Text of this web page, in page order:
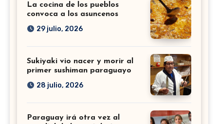
La cocina de los pueblos
convoca a los asuncenos
29 julio, 2026
Sukiyaki vio nacer y morir al
primer sushiman paraguayo
28 julio, 2026
Paraguay irá otra vez al